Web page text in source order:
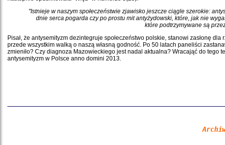
Znowu
Dzienniki i
Binder Elza
oprac.
Warszawa
"Istnieje w naszym społeczeństwie zjawisko jeszcze ciągle szerokie:
dnie serca pogarda czy po prostu mit antyżydowski, które, jak nie
które podtrzymywane są
Pisał, że antysemityzm dezintegruje społeczeństwo polskie, stanowi zasłonę
przede wszystkim walką o naszą własną godność. Po 50 latach paneliści
zmieniło? Czy diagnoza Mazowieckiego jest nadal aktualna? Wracająć do tego
antysemityzm w Polsce anno domini 2013.